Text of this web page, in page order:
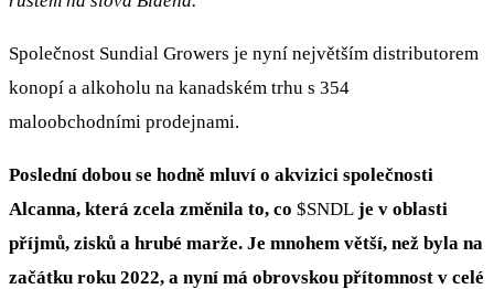
Společnost Sundial Growers je nyní největším distributorem
konopí a alkoholu na kanadském trhu s 354
maloobchodními prodejnami.
Poslední dobou se hodně mluví o akvizici společnosti
Alcanna, která zcela změnila to, co $SNDL je v oblasti
příjmů, zisků a hrubé marže. Je mnohem větší, než byla na
začátku roku 2022, a nyní má obrovskou přítomnost v celé